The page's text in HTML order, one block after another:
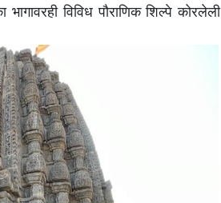
विविध पौराणिक शिल्पे कोरलेली